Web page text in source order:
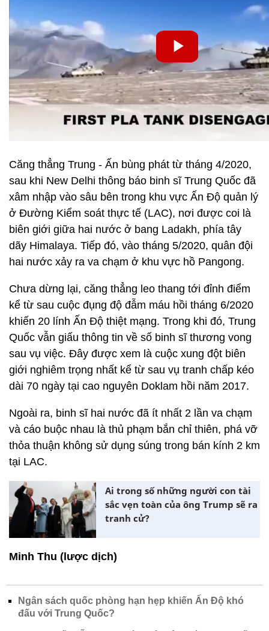
Căng thẳng Trung - Ấn bùng phát từ tháng 4/2020,
sau khi New Delhi thông báo binh sĩ Trung Quốc đã
xâm nhập vào sâu bên trong khu vực Ấn Độ quản lý
ở Đường Kiểm soát thực tế (LAC), nơi được coi là
biên giới giữa hai nước ở bang Ladakh, phía tây
dãy Himalaya. Tiếp đó, vào tháng 5/2020, quân đội
hai nước xảy ra va chạm ở khu vực hồ Pangong.
Chưa dừng lại, căng thẳng leo thang tới đỉnh điểm
kể từ sau cuộc đụng độ đẫm máu hồi tháng 6/2020
khiến 20 lính Ấn Độ thiệt mạng. Trong khi đó, Trung
Quốc vẫn giấu thông tin về số binh sĩ thương vong
sau vụ việc. Đây được xem là cuộc xung đột biên
giới nghiêm trọng nhất kể từ sau vụ tranh chấp kéo
dài 70 ngày tại cao nguyên Doklam hồi năm 2017.
Ngoài ra, binh sĩ hai nước đã ít nhất 2 lần va chạm
và cáo buộc nhau là thủ phạm bắn chỉ thiên, phá vỡ
thỏa thuận không sử dụng súng trong bán kính 2 km
tại LAC.
Ai trong số những người con tài
sắc vẹn toàn của ông Trump sẽ ra
tranh cử?
Minh Thu (lược dịch)
Ngân sách quốc phòng hạn hẹp khiến Ấn Độ khó
đấu với Trung Quốc?